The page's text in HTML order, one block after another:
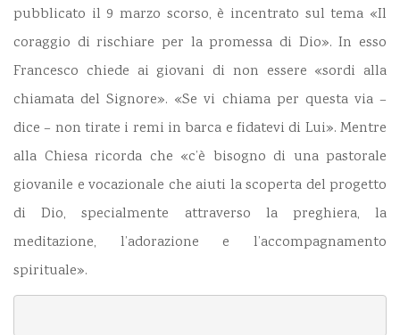
pubblicato il 9 marzo scorso, è incentrato sul tema «Il
coraggio di rischiare per la promessa di Dio». In esso
Francesco chiede ai giovani di non essere «sordi alla
chiamata del Signore». «Se vi chiama per questa via –
dice – non tirate i remi in barca e fidatevi di Lui». Mentre
alla Chiesa ricorda che «c’è bisogno di una pastorale
giovanile e vocazionale che aiuti la scoperta del progetto
di Dio, specialmente attraverso la preghiera, la
meditazione, l’adorazione e l’accompagnamento
spirituale».